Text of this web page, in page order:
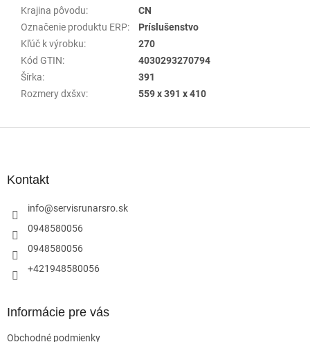
Krajina pôvodu:
CN
Označenie produktu ERP:
Príslušenstvo
Kľúč k výrobku:
270
Kód GTIN:
4030293270794
Šírka:
391
Rozmery dxšxv: 559 x 391 x 410
Kontakt
info@servisrunarsro.sk
0948580056
0948580056
+421948580056
Informácie pre vás
Obchodné podmienky